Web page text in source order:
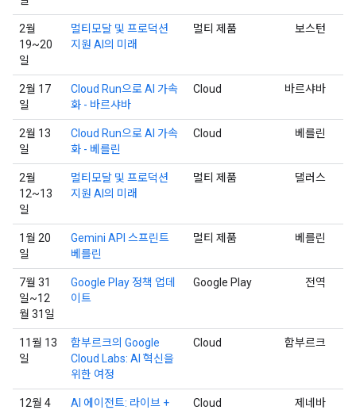
2월
19~20
일
멀티모달 및 프로덕션
지원 AI의 미래
멀티 제품 보스턴
2월 17
일
Cloud Run으로 AI 가속
화 - 바르샤바
Cloud 바르샤바
2월 13
일
Cloud Run으로 AI 가속
화 - 베를린
Cloud 베를린
2월
12~13
일
멀티모달 및 프로덕션
지원 AI의 미래
멀티 제품 댈러스
1월 20
일
Gemini API 스프린트
베를린
멀티 제품 베를린
7월 31
일~12
월 31일
Google Play 정책 업데
이트
Google Play 전역
11월 13
일
함부르크의 Google
Cloud Labs: AI 혁신을
위한 여정
Cloud 함부르크
12월 4
AI 에이전트: 라이브 +
Cloud 제네바